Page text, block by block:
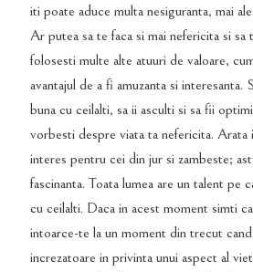
iti poate aduce multa nesiguranta, mai
Ar putea sa te faca si mai nefericita si sa
folosesti multe alte atuuri de valoare,
avantajul de a fi amuzanta si interesanta.
buna cu ceilalti, sa ii asculti si sa fii
vorbesti despre viata ta nefericita. Arata
interes pentru cei din jur si zambeste;
fascinanta. Toata lumea are un talent pe
cu ceilalti. Daca in acest moment simti
intoarce-te la un moment din trecut
increzatoare in privinta unui aspect al